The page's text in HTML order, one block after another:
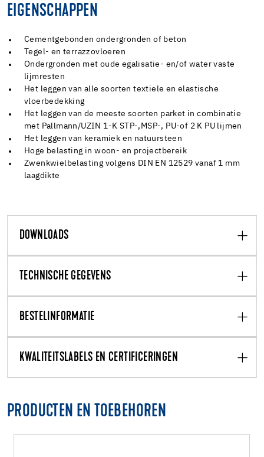
EIGENSCHAPPEN
Cementgebonden ondergronden of beton
Tegel- en terrazzovloeren
Ondergronden met oude egalisatie- en/of water vaste
lijmresten
Het leggen van alle soorten textiele en elastische
vloerbedekking
Het leggen van de meeste soorten parket in combinatie
met Pallmann/UZIN 1-K STP-,MSP-, PU-of 2 K PU lijmen
Het leggen van keramiek en natuursteen
Hoge belasting in woon- en projectbereik
Zwenkwielbelasting volgens DIN EN 12529 vanaf 1 mm
laagdikte
DOWNLOADS
TECHNISCHE GEGEVENS
BESTELINFORMATIE
KWALITEITSLABELS EN CERTIFICERINGEN
PRODUCTEN EN TOEBEHOREN